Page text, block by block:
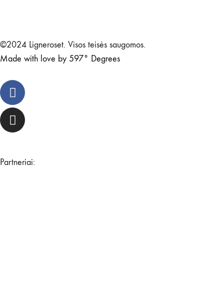
©2024 Ligneroset. Visos teisės saugomos.
Made with love by 597° Degrees
Partneriai: